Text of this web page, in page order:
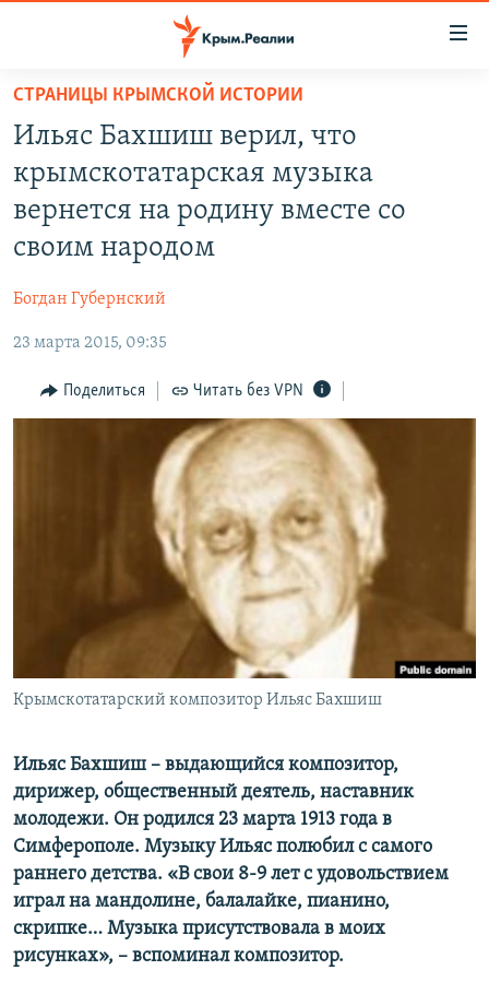
Вернуться
основному
содержанию
Вернутся
главной
Вернутся
ВОДА
ИНТЕРАКТИВ
ИНФОГРАФИКА
ТЕЛЕПРОЕКТ КРЫМ.РЕАЛИИ
СОВЕТЫ ПРАВОЗАЩИТНИКОВ
ПРОПАВШИЕ БЕЗ ВЕСТИ
ПОБЕДИТЕЛЕЙ НЕ СУДЯТ?
КРЫМ.НЕПОКОРЕННЫЙ
УКРАИНСКАЯ ПРОБЛЕМА КРЫМА
РАДІО СВОБОДА
КАК ОБОЙТИ БЛОКИРОВКУ
ПРИСОЕДИНЯЙТЕСЬ!
Все сайты RFE/RL
СТРАНИЦЫ КРЫМСКОЙ ИСТОРИИ
Ильяс Бахшиш верил, что
крымскотатарская музыка
вернется на родину вместе со
своим народом
Богдан Губернский
23 марта 2015, 09:35
Поделиться Читать без VPN
Крымскотатарский композитор Ильяс Бахшиш
Ильяс Бахшиш – выдающийся композитор,
дирижер, общественный деятель, наставник
молодежи. Он родился 23 марта 1913 года в
Симферополе. Музыку Ильяс полюбил с самого
раннего детства. «В свои 8-9 лет с удовольствием
играл на мандолине, балалайке, пианино,
скрипке… Музыка присутствовала в моих
рисунках», – вспоминал композитор.